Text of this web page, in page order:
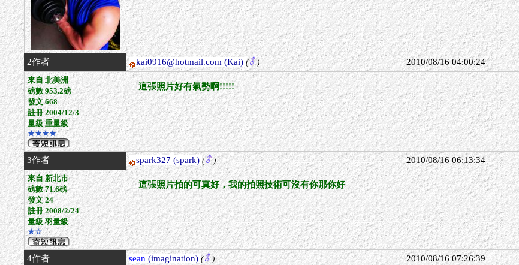
2作者 kai0916@hotmail.com (Kai) ( ) 2010/08/16 04:00:24
來自 北美洲
磅數 953.2磅
發文 668
註冊 2004/12/3
量級 重量級
★★★★
這張照片好有氣勢啊!!!!!
3作者 spark327 (spark) ( ) 2010/08/16 06:13:34
來自 新北市
磅數 71.6磅
發文 24
註冊 2008/2/24
量級 羽量級
★☆
這張照片拍的可真好，我的拍照技術可沒有你那你好
4作者 sean(imagination) ( ) 2010/08/16 07:26:39